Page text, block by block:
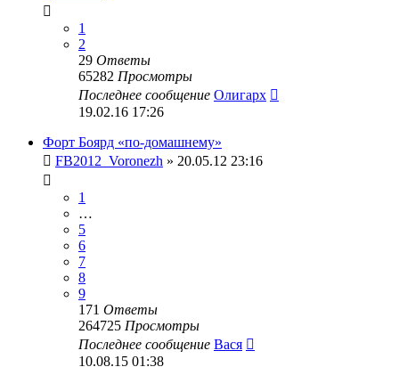
1
2
29 Ответы
65282 Просмотры
Последнее сообщение Олигарх
19.02.16 17:26
Форт Боярд «по-домашнему»
FB2012_Voronezh » 20.05.12 23:16
1
…
5
6
7
8
9
171 Ответы
264725 Просмотры
Последнее сообщение Вася
10.08.15 01:38